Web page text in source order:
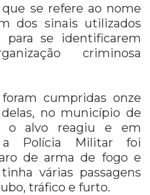
que se refere ao nome
dos sinais utilizados
para se identificarem
criminosa
cumpridas onze
no município de
o alvo reagiu e em
Polícia Militar foi
de arma de fogo e
várias passagens
tráfico e furto.